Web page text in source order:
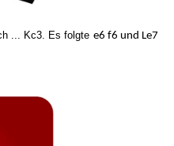
... Kc3. Es folgte e6 f6 und Le7